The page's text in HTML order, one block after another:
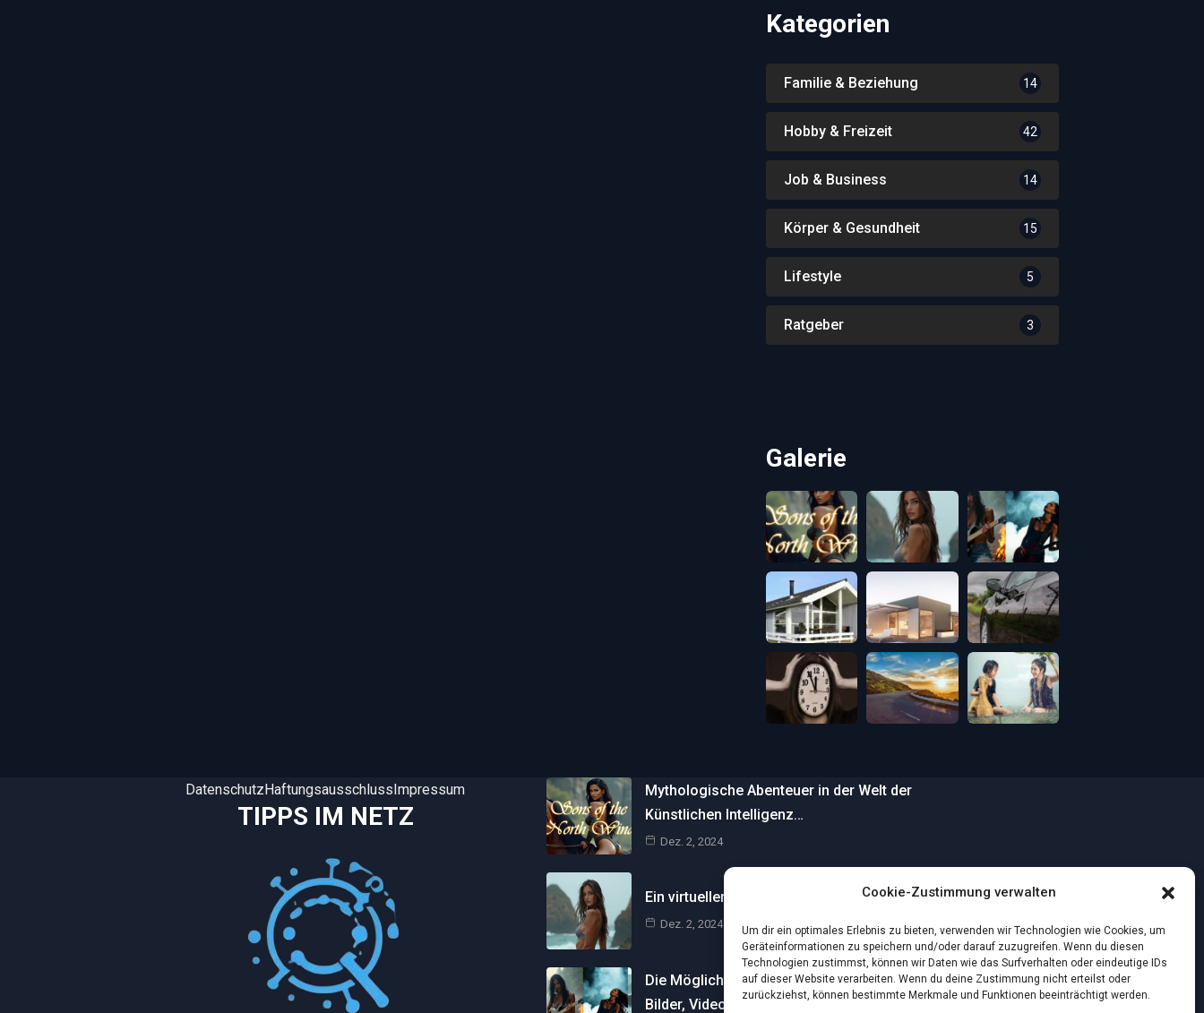
Cookie-Zustimmung verwalten
Um dir ein optimales Erlebnis zu bieten, verwenden wir Technologien wie Cookies, um
Geräteinformationen zu speichern und/oder darauf zuzugreifen. Wenn du diesen
Technologien zustimmst, können wir Daten wie das Surfverhalten oder eindeutige IDs
auf dieser Website verarbeiten. Wenn du deine Zustimmung nicht erteilst oder
zurückziehst, können bestimmte Merkmale und Funktionen beeinträchtigt werden.
Kategorien
Familie & Beziehung 14
Hobby & Freizeit 42
Job & Business 14
Körper & Gesundheit 15
Lifestyle 5
Ratgeber 3
Galerie
TIPPS IM NETZ
Datenschutz Haftungsausschluss Impressum
Mythologische Abenteuer in der Welt der
Künstlichen Intelligenz…
Dez. 2, 2024
Ein virtueller Traum am wilden Strand
Dez. 2, 2024
Die Möglichkeiten der Künstlichen Intelligenz:
Bilder, Videos und…